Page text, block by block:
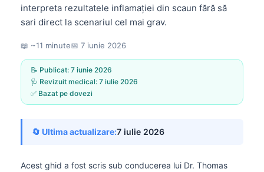
interpreta rezultatele inflamației din scaun fără să
sari direct la scenariul cel mai grav.
📖 ~11 minute📅 7 iunie 2026
📝 Publicat: 7 iunie 2026
🩺 Revizuit medical: 7 iulie 2026
✅ Bazat pe dovezi
🔄 Ultima actualizare:7 iulie 2026
Acest ghid a fost scris sub conducerea lui Dr. Thomas